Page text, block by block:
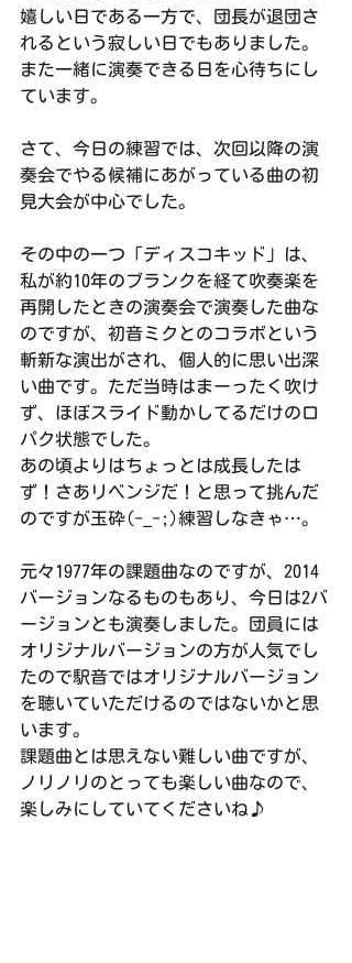
嬉しい日である一方で、団長が退団さ
れるという寂しい日でもありました。
また一緒に演奏できる日を心待ちにし
ています。
さて、今日の練習では、次回以降の演
奏会でやる候補にあがっている曲の初
見大会が中心でした。
その中の一つ「ディスコキッド」は、
私が約10年のブランクを経て吹奏楽を
再開したときの演奏会で演奏した曲な
のですが、初音ミクとのコラボという
斬新な演出がされ、個人的に思い出深
い曲です。ただ当時はまーったく吹け
ず、ほぼスライド動かしてるだけの口
パク状態でした。
あの頃よりはちょっとは成長したは
ず！さあリベンジだ！と思って挑んだ
のですが玉砕(-_-;)練習しなきゃ…。
元々1977年の課題曲なのですが、2014
バージョンなるものもあり、今日は2バ
ージョンとも演奏しました。団員には
オリジナルバージョンの方が人気でし
たので駅音ではオリジナルバージョン
を聴いていただけるのではないかと思
います。
課題曲とは思えない難しい曲ですが、
ノリノリのとっても楽しい曲なので、
楽しみにしていてくださいね♪